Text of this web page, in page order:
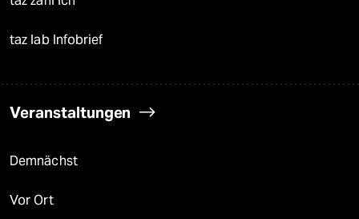
taz lab Infobrief
Veranstaltungen
Demnächst
Vor Ort